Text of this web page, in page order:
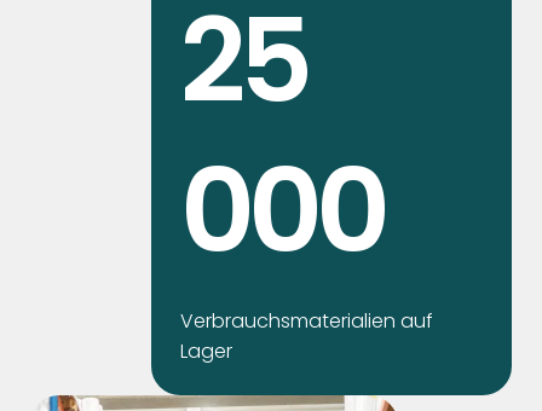
25
000
Verbrauchsmaterialien auf
Lager